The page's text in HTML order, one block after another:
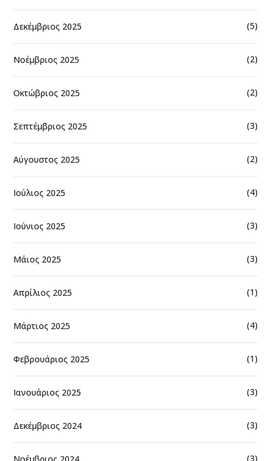
Δεκέμβριος 2025 (5)
Νοέμβριος 2025 (2)
Οκτώβριος 2025 (2)
Σεπτέμβριος 2025 (3)
Αύγουστος 2025 (2)
Ιούλιος 2025 (4)
Ιούνιος 2025 (3)
Μάιος 2025 (3)
Απρίλιος 2025 (1)
Μάρτιος 2025 (4)
Φεβρουάριος 2025 (1)
Ιανουάριος 2025 (3)
Δεκέμβριος 2024 (3)
(3)